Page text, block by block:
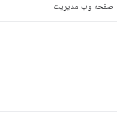
صفحه وب مدیریت